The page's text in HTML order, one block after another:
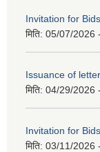
Invitation for Bids .
मिति: 05/07/2026
Issuance of
मिति: 04/29/2026
Invitation for Bids
मिति: 03/11/2026